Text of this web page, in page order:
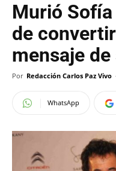
Murió
de
mensaje
Por Redacción Carlos Paz Vivo
WhatsApp